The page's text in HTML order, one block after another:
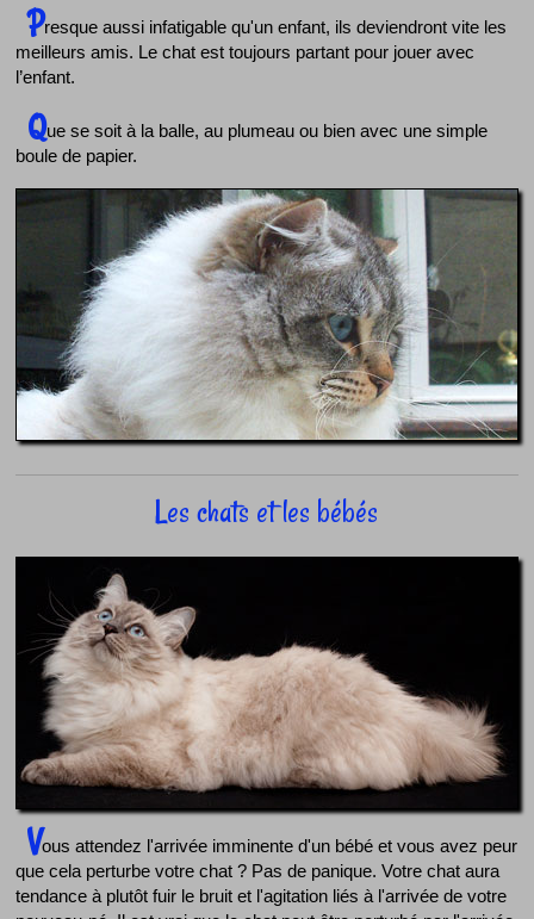
Presque aussi infatigable qu'un enfant, ils deviendront vite les
meilleurs amis. Le chat est toujours partant pour jouer avec
l’enfant.
Que se soit à la balle, au plumeau ou bien avec une simple
boule de papier.
Les chats et les bébés
Vous attendez l'arrivée imminente d'un bébé et vous avez peur
que cela perturbe votre chat ? Pas de panique. Votre chat aura
tendance à plutôt fuir le bruit et l'agitation liés à l'arrivée de votre